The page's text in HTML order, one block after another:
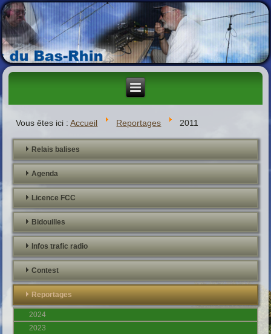
Vous êtes ici :Accueil Reportages 2011
Relais balises
Agenda
Licence FCC
Bidouilles
Infos trafic radio
Contest
Reportages
2024
2023